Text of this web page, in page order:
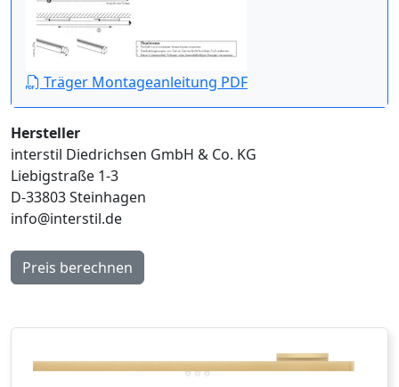
Träger Montageanleitung PDF
Hersteller
interstil Diedrichsen GmbH & Co. KG
Liebigstraße 1-3
D-33803 Steinhagen
info@interstil.de
Preis berechnen